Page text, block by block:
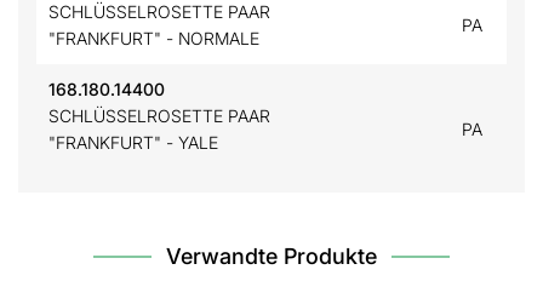
SCHLÜSSELROSETTE PAAR
"FRANKFURT" - NORMALE
PA
168.180.14400
SCHLÜSSELROSETTE PAAR
"FRANKFURT" - YALE
PA
Verwandte Produkte